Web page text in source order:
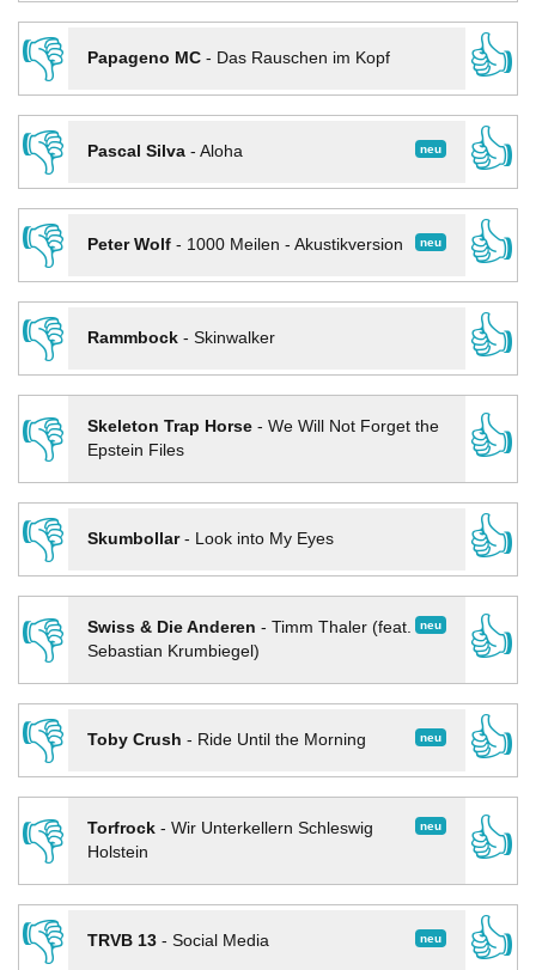
👎
Papageno MC- Das Rauschen im Kopf
👍
👎
neu
Pascal Silva- Aloha
👍
👎
neu
Peter Wolf- 1000 Meilen - Akustikversion
👍
👎
Rammbock- Skinwalker
👍
👎
Skeleton Trap Horse- We Will Not Forget the
Epstein Files
👍
👎
Skumbollar- Look into My Eyes
👍
👎
neu
Swiss & Die Anderen - Timm Thaler (feat.
Sebastian Krumbiegel)
👍
👎
neu
Toby Crush - Ride Until the Morning
👍
👎
neu
Torfrock- Wir Unterkellern Schleswig
Holstein
👍
👎
neu
TRVB 13- Social Media
👍